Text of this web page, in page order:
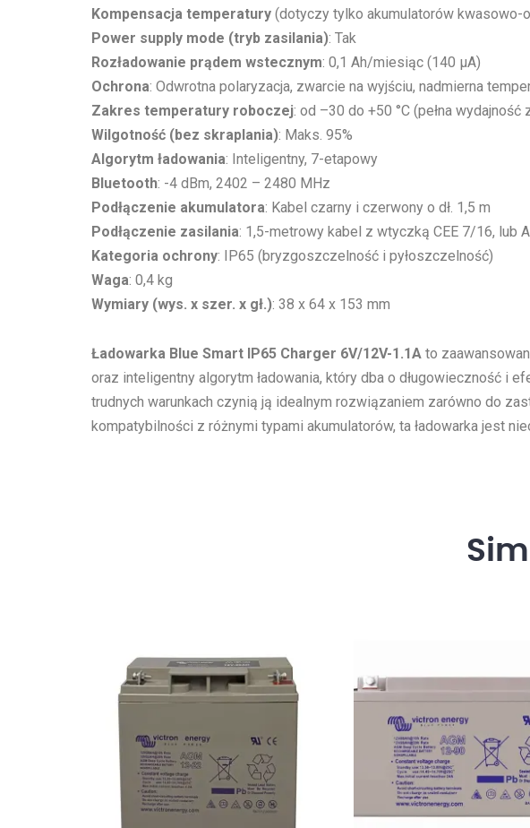
Kompensacja temperatury (dotyczy tylko akumulatorów kwasowo-
Power supply mode (tryb zasilania): Tak
Rozładowanie prądem wstecznym: 0,1 Ah/miesiąc (140 µA)
Ochrona: Odwrotna polaryzacja, zwarcie na wyjściu, nadmierna
Zakres temperatury roboczej: od –30 do +50 °C (pełna wydajność
Wilgotność (bez skraplania): Maks. 95%
Algorytm ładowania: Inteligentny, 7-etapowy
Bluetooth: -4 dBm, 2402 – 2480 MHz
Podłączenie akumulatora: Kabel czarny i czerwony o dł. 1,5 m
Podłączenie zasilania: 1,5-metrowy kabel z wtyczką CEE 7/16, lub
Kategoria ochrony: IP65 (bryzgoszczelność i pyłoszczelność)
Waga: 0,4 kg
Wymiary (wys. x szer. x gł.): 38 x 64 x 153 mm
Ładowarka Blue Smart IP65 Charger 6V/12V-1.1A to
oraz inteligentny algorytm ładowania, który dba o długowieczność i
trudnych warunkach czynią ją idealnym rozwiązaniem zarówno do
kompatybilności z różnymi typami akumulatorów, ta ładowarka jest